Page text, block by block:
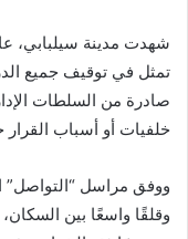
شهدت مدينة سيلبابي،
تمثل في توقيف جميع
صادرة من السلطات
خلفيات أو أسباب القرار
ووفق مراسل “التواصل”
وقلقًا واسعًا بين